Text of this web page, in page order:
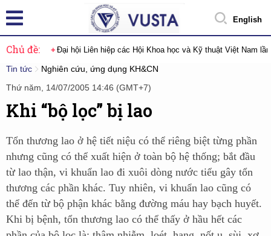
English
Chủ đề: Đại hội Liên hiệp các Hội Khoa học và Kỹ thuật Việt Nam
Tin tức
Nghiên cứu, ứng dụng KH&CN
Thứ năm, 14/07/2005 14:46 (GMT+7)
Khi “bộ lọc” bị lao
Tổn thương lao ở hệ tiết niệu có thể riêng biệt từng phần
nhưng cũng có thể xuất hiện ở toàn bộ hệ thống; bắt đầu
từ lao thận, vi khuẩn lao đi xuôi dòng nước tiểu gây tổn
thương các phần khác. Tuy nhiên, vi khuẩn lao cũng có
thể đến từ bộ phận khác bằng đường máu hay bạch huyết.
Khi bị bệnh, tổn thương lao có thể thấy ở hầu hết các